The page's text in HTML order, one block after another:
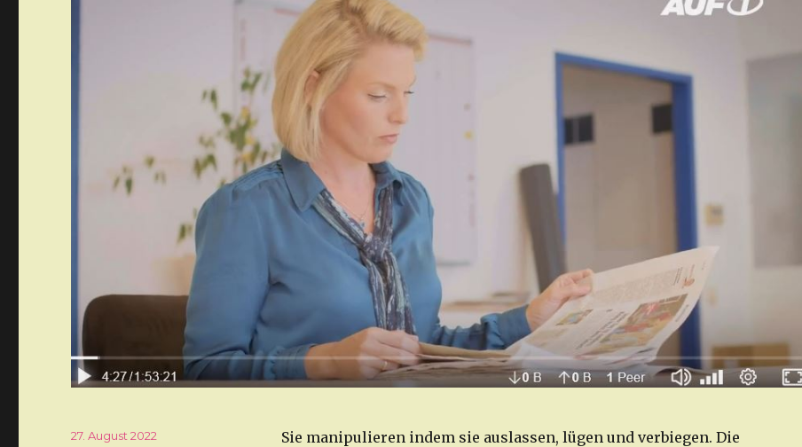
Sie manipulieren indem sie auslassen, lügen und verbiegen. Die
Veröffentlicht
27. August 2022